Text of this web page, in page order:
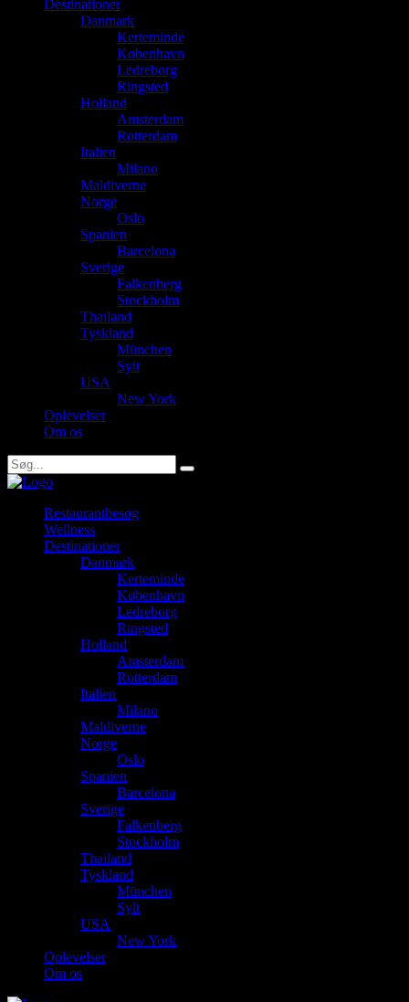
Destinationer
Danmark
Kerteminde
København
Ledreborg
Ringsted
Holland
Amsterdam
Rotterdam
Italien
Milano
Maldiverne
Norge
Oslo
Spanien
Barcelona
Sverige
Falkenberg
Stockholm
Thailand
Tyskland
München
Sylt
USA
New York
Oplevelser
Om os
Restaurantbesøg
Wellness
Destinationer
Danmark
Kerteminde
København
Ledreborg
Ringsted
Holland
Amsterdam
Rotterdam
Italien
Milano
Maldiverne
Norge
Oslo
Spanien
Barcelona
Sverige
Falkenberg
Stockholm
Thailand
Tyskland
München
Sylt
USA
New York
Oplevelser
Om os